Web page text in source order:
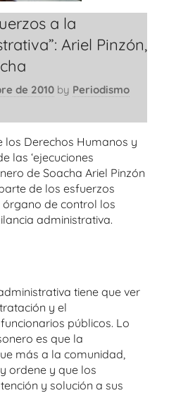
a la
Ariel Pinzón,
de 2010 by Periodismo
los Derechos Humanos y
las ‘ejecuciones
de Soacha Ariel Pinzón
de los esfuerzos
de control los
administrativa.
tiene que ver
y el
públicos. Lo
es que la
más a la comunidad,
ordene y que los
y solución a sus